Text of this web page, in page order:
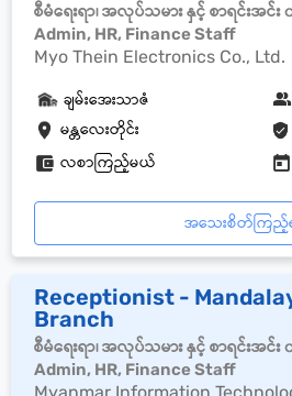
စီမံရေးရာ၊ အလုပ်သမား နှင့် စာရင်းအင်း
Admin, HR, Finance Staff
Myo Thein Electronics Co., Ltd.
မန္တလေးတိုင်း
ချမ်းအေးသာဇံ
လစာကြည့်မယ်
အသေးစိတ်ကြည့်
Receptionist -
Branch
စီမံရေးရာ၊ အလုပ်သမား နှင့် စာရင်းအင်း
Admin, HR, Finance Staff